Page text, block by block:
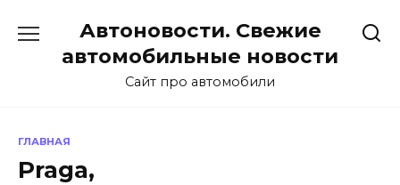
содержанию
Автоновости. Свежие
автомобильные новости
Сайт про автомобили
ГЛАВНАЯ
Praga,